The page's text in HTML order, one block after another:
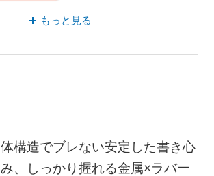
筆記用具 大型
もっと見る
構造でブレない安定した書き心
、しっかり握れる金属×ラバー